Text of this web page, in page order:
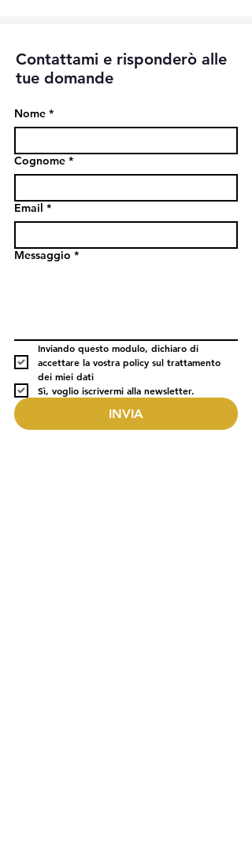
Contattami e risponderò alle
tue domande
Nome *
Cognome *
Email *
Messaggio *
Inviando questo modulo, dichiaro di
accettare la vostra policy sul trattamento
dei miei dati
Sì, voglio iscrivermi alla newsletter.
INVIA